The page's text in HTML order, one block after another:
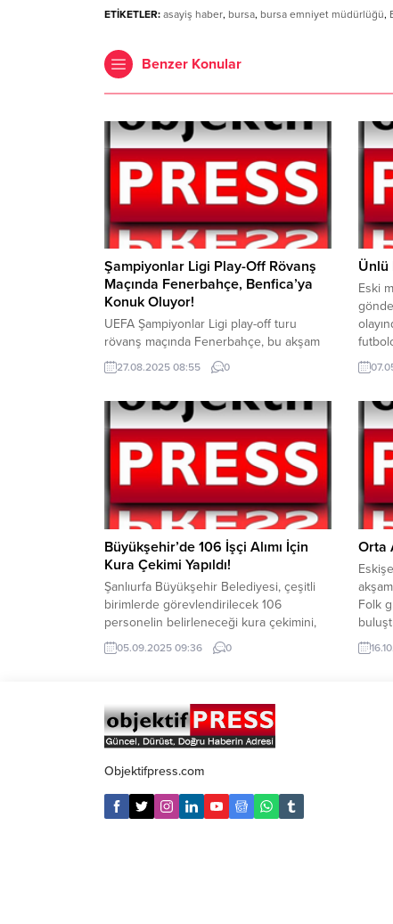
ETİKETLER: asayiş haber, bursa, bursa emniyet müdürlüğü,
Benzer Konular
Şampiyonlar Ligi Play-Off Rövanş
Maçında Fenerbahçe, Benfica’ya
Konuk Oluyor!
UEFA Şampiyonlar Ligi play-off turu
rövanş maçında Fenerbahçe, bu akşam
Portekiz’in güçlü ekibi Benfica ile
deplasmanda karşı karşıya geliyor. Maçta
İstanbul’da oynanan mücadele 0-0’lık
eşitlikle sonuçlanmıştı. Sarı-lacivertliler
mutlak galibiyet parolasıyla sahaya
çıkıyor. Maç saat 22:00’de TRT 1’de
yayınlanacak.
27.08.2025 08:55 0
Ünlü
Eski
Büyükşehir’de 106 İşçi Alımı İçin
Kura Çekimi Yapıldı!
Şanlıurfa Büyükşehir Belediyesi, çeşitli
birimlerde görevlendirilecek 106
personelin belirleneceği kura çekimini,
noter huzurunda ve tamamen şeffaf bir
şekilde gerçekleştirdi. Şanlıurfa
bu yana önemle üzerinde durduğu
şeffaflık ilkesi doğrultusunda yapılan kura
çekimi, noter huzurunda ve canlı yayınla
kamuoyuna açık şekilde gerçekleştirildi.
Mehmet...
05.09.2025 09:36 0
Orta
Folk
ile
Objektifpress.com